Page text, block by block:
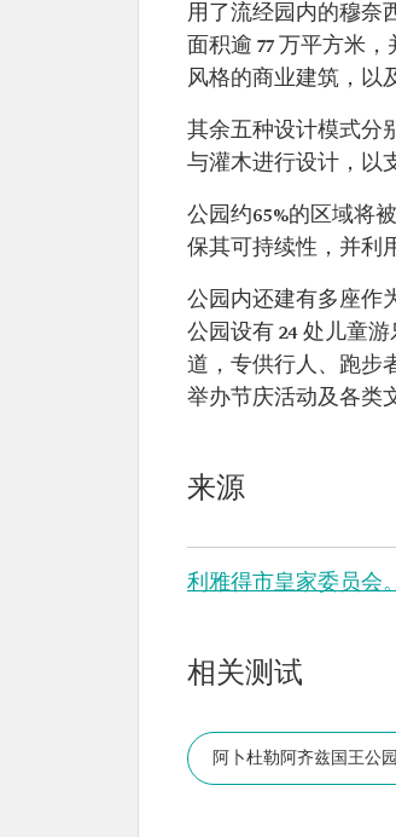
用了流经园内的穆奈
面积逾 77 万平方米
风格的商业建筑，以
其余五种设计模式分
与灌木进行设计，以
公园约65%的区域将
保其可持续性，并利
公园内还建有多座作
公园设有 24 处儿童
道，专供行人、跑步
举办节庆活动及各类
来源
利雅得市皇家委员会。
相关测试
阿卜杜勒阿齐兹国王公